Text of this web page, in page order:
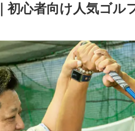
初心者向け人気ゴ